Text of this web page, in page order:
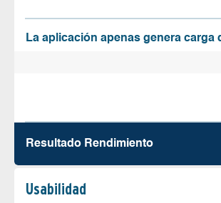
La aplicación apenas genera carga
Resultado Rendimiento
Usabilidad